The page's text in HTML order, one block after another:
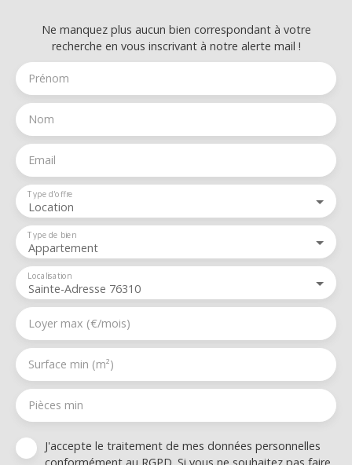
Ne manquez plus aucun bien correspondant à votre
recherche en vous inscrivant à notre alerte mail !
Prénom
Nom
Email
Location
Type d'offre
Appartement
Type de bien
Sainte-Adresse 76310
Localisation
Loyer max (€/mois)
Surface min (m²)
Pièces min
J'accepte le traitement de mes données personnelles